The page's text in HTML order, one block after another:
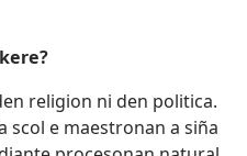
religion ni den politica.
scol e maestronan a siña